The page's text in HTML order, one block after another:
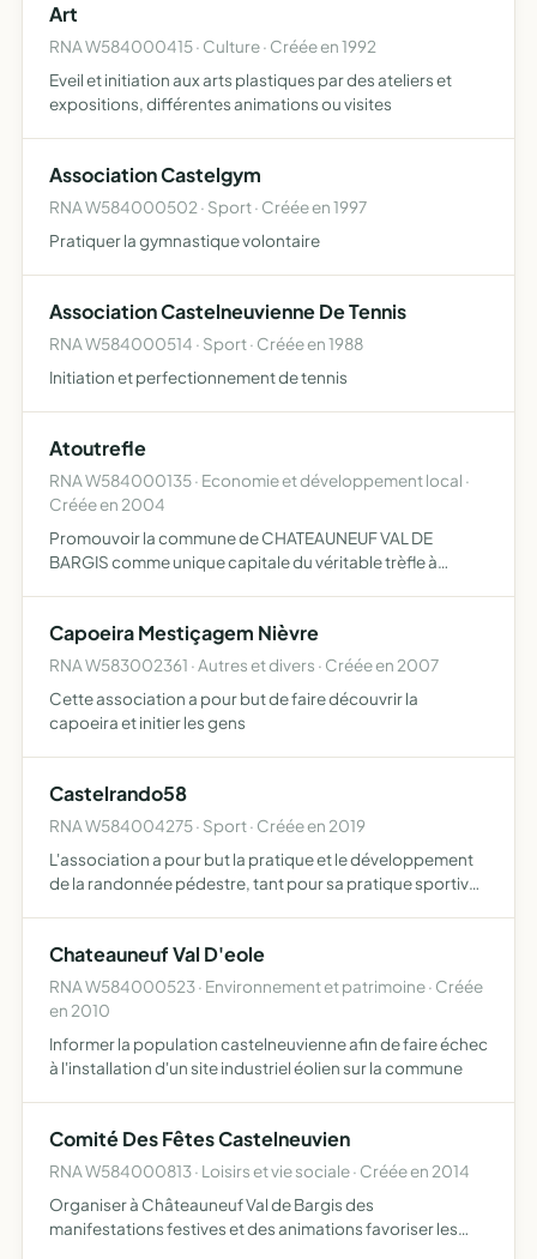
Art
RNA W584000415 · Culture · Créée en 1992
Eveil et initiation aux arts plastiques par des ateliers et
expositions, différentes animations ou visites
Association Castelgym
RNA W584000502 · Sport · Créée en 1997
Pratiquer la gymnastique volontaire
Association Castelneuvienne De Tennis
RNA W584000514 · Sport · Créée en 1988
Initiation et perfectionnement de tennis
Atoutrefle
RNA W584000135 · Economie et développement local ·
Créée en 2004
Promouvoir la commune de CHATEAUNEUF VAL DE
BARGIS comme unique capitale du véritable trèfle à
Capoeira Mestiçagem Nièvre
RNA W583002361 · Autres et divers · Créée en 2007
Cette association a pour but de faire découvrir la
capoeira et initier les gens
Castelrando58
RNA W584004275 · Sport · Créée en 2019
L'association a pour but la pratique et le développement
de la randonnée pédestre, tant pour sa pratique sportive
Chateauneuf Val D'eole
RNA W584000523 · Environnement et patrimoine · Créée
en 2010
Informer la population castelneuvienne afin de faire échec
à l'installation d'un site industriel éolien sur la commune
Comité Des Fêtes Castelneuvien
RNA W584000813 · Loisirs et vie sociale · Créée en 2014
Organiser à Châteauneuf Val de Bargis des
manifestations festives et des animations favoriser les